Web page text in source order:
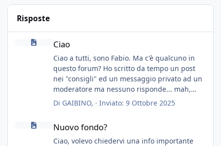
Risposte
Ciao
Ciao a tutti, sono Fabio. Ma c'è qualcuno in
questo forum? Ho scritto da tempo un post
nei "consigli" ed un messaggio privato ad un
moderatore ma nessuno risponde... mah,
chissà... speravo in un consiglio...
Di GAIBINO, · Inviato: 9 Ottobre 2025
Nuovo fondo?
Nuovo fondo?
Ciao, volevo chiedervi una info importante